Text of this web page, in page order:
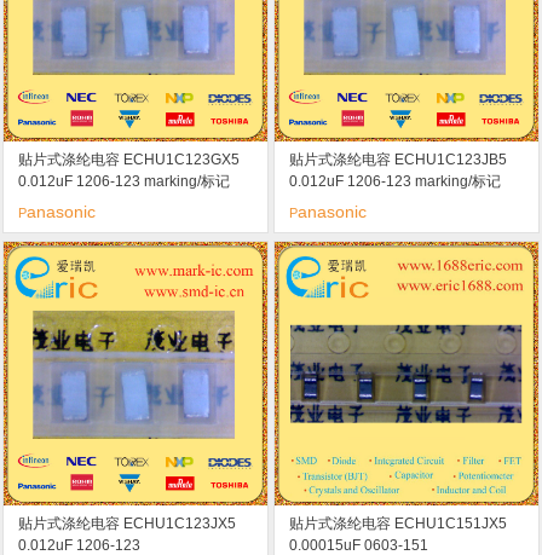
贴片式涤纶电容 ECHU1C123GX5
0.012uF 1206-123 marking/标记
Panasonic
贴片式涤纶电容 ECHU1C123JB5
0.012uF 1206-123 marking/标记
Panasonic
贴片式涤纶电容 ECHU1C123JX5
0.012uF 1206-123
贴片式涤纶电容 ECHU1C151JX5
0.00015uF 0603-151